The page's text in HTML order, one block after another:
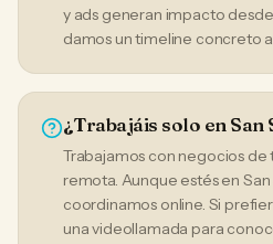
y ads generan impacto
damos un timeline concreto
¿Trabajáis solo en San
Trabajamos con negocios
remota. Aunque estés en
coordinamos online. Si
una videollamada para